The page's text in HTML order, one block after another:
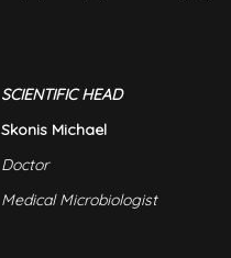
SCIENTIFIC HEAD
Skonis Michael
Doctor
Medical Microbiologist